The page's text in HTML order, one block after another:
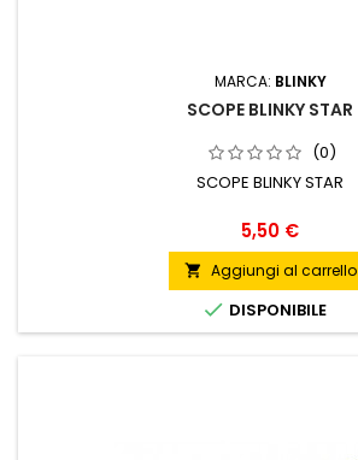
MARCA: BLINKY
SCOPE BLINKY STAR
(0)
SCOPE BLINKY STAR
Prezzo
5,50 €
 Aggiungi al carrello
 DISPONIBILE